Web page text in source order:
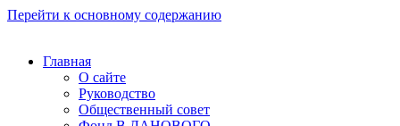
Перейти к основному содержанию
Главная
О сайте
Руководство
Общественный совет